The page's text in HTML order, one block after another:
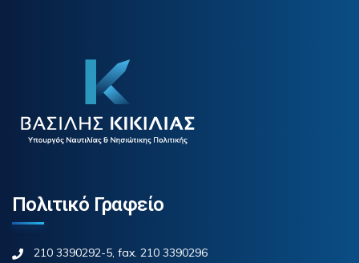
Πολιτικό Γραφείο
210 3390292-5, fax. 210 3390296